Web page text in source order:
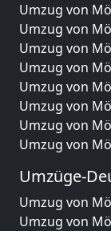
Umzug von
Umzug von
Umzug von
Umzug von
Umzug von
Umzug von
Umzug von
Umzug von
Umzüge-
Umzug von
Umzug von